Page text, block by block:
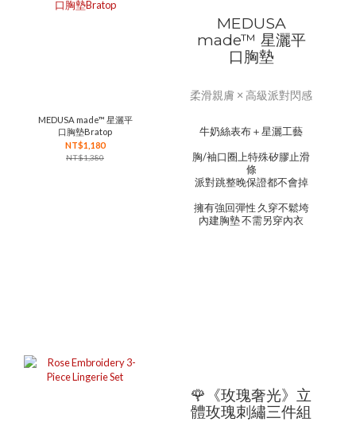
MEDUSA made™ 星灑平
口胸墊Bratop
NT$1,180
NT$1,380
MEDUSA
made™ 星灑平
口胸墊
柔滑親膚 × 高級派對閃感
牛奶絲表布＋星灑工藝
胸/袖口圈上特殊矽膠止滑
條
派對跳整晚保證都不會掉
擁有強回彈性 久穿不鬆垮
內建胸墊 不需另穿內衣
🌹《玫瑰奢光》立
體玫瑰刺繡三件組